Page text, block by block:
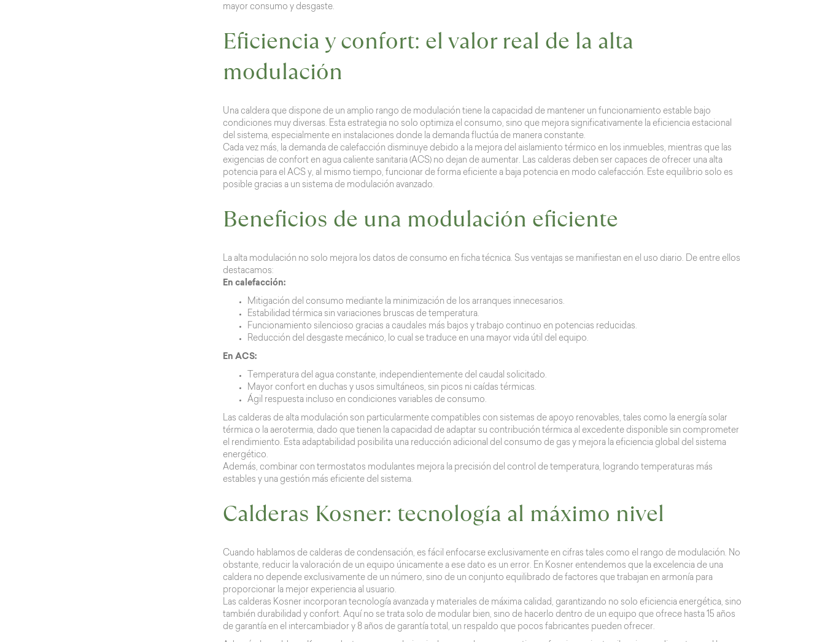
mayor consumo y desgaste.
Eficiencia y confort: el valor real de la alta
modulación
Una caldera que dispone de un amplio rango de modulación tiene la capacidad de mantener un funcionamiento estable bajo
condiciones muy diversas. Esta estrategia no solo optimiza el consumo, sino que mejora significativamente la eficiencia estacional
del sistema, especialmente en instalaciones donde la demanda fluctúa de manera constante.
Cada vez más, la demanda de calefacción disminuye debido a la mejora del aislamiento térmico en los inmuebles, mientras que las
exigencias de confort en agua caliente sanitaria (ACS) no dejan de aumentar. Las calderas deben ser capaces de ofrecer una alta
potencia para el ACS y, al mismo tiempo, funcionar de forma eficiente a baja potencia en modo calefacción. Este equilibrio solo es
posible gracias a un sistema de modulación avanzado.
Beneficios de una modulación eficiente
La alta modulación no solo mejora los datos de consumo en ficha técnica. Sus ventajas se manifiestan en el uso diario. De entre ellos
destacamos:
En calefacción:
Mitigación del consumo mediante la minimización de los arranques innecesarios.
Estabilidad térmica sin variaciones bruscas de temperatura.
Funcionamiento silencioso gracias a caudales más bajos y trabajo continuo en potencias reducidas.
Reducción del desgaste mecánico, lo cual se traduce en una mayor vida útil del equipo.
En ACS:
Temperatura del agua constante, independientemente del caudal solicitado.
Mayor confort en duchas y usos simultáneos, sin picos ni caídas térmicas.
Ágil respuesta incluso en condiciones variables de consumo.
Las calderas de alta modulación son particularmente compatibles con sistemas de apoyo renovables, tales como la energía solar
térmica o la aerotermia, dado que tienen la capacidad de adaptar su contribución térmica al excedente disponible sin comprometer
el rendimiento. Esta adaptabilidad posibilita una reducción adicional del consumo de gas y mejora la eficiencia global del sistema
energético.
Además, combinar con termostatos modulantes mejora la precisión del control de temperatura, logrando temperaturas más
estables y una gestión más eficiente del sistema.
Calderas Kosner: tecnología al máximo nivel
Cuando hablamos de calderas de condensación, es fácil enfocarse exclusivamente en cifras tales como el rango de modulación. No
obstante, reducir la valoración de un equipo únicamente a ese dato es un error. En Kosner entendemos que la excelencia de una
caldera no depende exclusivamente de un número, sino de un conjunto equilibrado de factores que trabajan en armonía para
proporcionar la mejor experiencia al usuario.
Las calderas Kosner incorporan tecnología avanzada y materiales de máxima calidad, garantizando no solo eficiencia energética, sino
también durabilidad y confort. Aquí no se trata solo de modular bien, sino de hacerlo dentro de un equipo que ofrece hasta 15 años
de garantía en el intercambiador y 8 años de garantía total, un respaldo que pocos fabricantes pueden ofrecer.